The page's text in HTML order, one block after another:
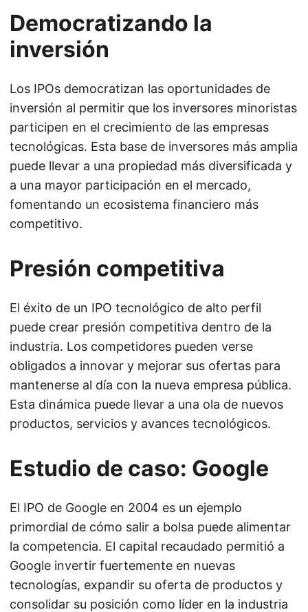
Democratizando la
inversión
Los IPOs democratizan las oportunidades de
inversión al permitir que los inversores minoristas
participen en el crecimiento de las empresas
tecnológicas. Esta base de inversores más amplia
puede llevar a una propiedad más diversificada y
a una mayor participación en el mercado,
fomentando un ecosistema financiero más
competitivo.
Presión competitiva
El éxito de un IPO tecnológico de alto perfil
puede crear presión competitiva dentro de la
industria. Los competidores pueden verse
obligados a innovar y mejorar sus ofertas para
mantenerse al día con la nueva empresa pública.
Esta dinámica puede llevar a una ola de nuevos
productos, servicios y avances tecnológicos.
Estudio de caso: Google
El IPO de Google en 2004 es un ejemplo
primordial de cómo salir a bolsa puede alimentar
la competencia. El capital recaudado permitió a
Google invertir fuertemente en nuevas
tecnologías, expandir su oferta de productos y
consolidar su posición como líder en la industria